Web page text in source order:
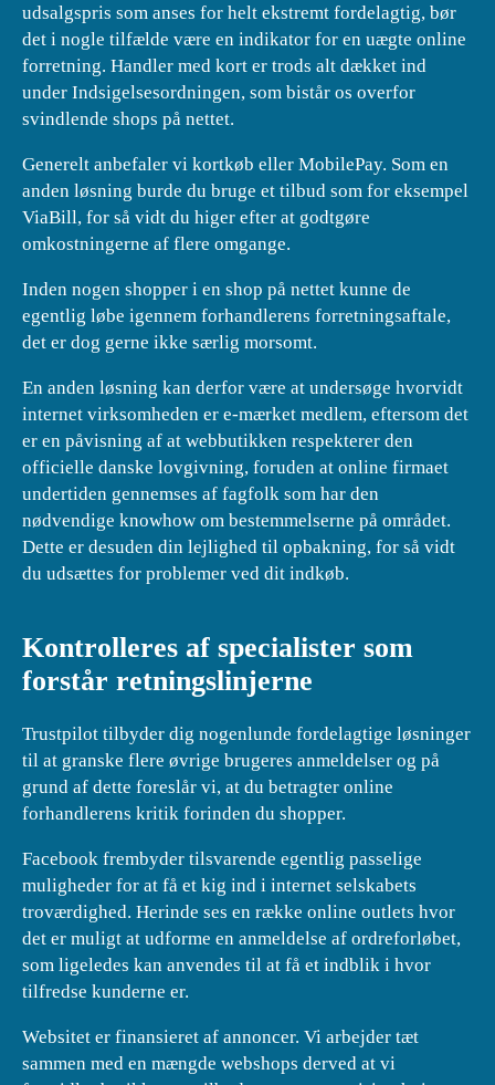
udsalgspris som anses for helt ekstremt fordelagtig, bør
det i nogle tilfælde være en indikator for en uægte online
forretning. Handler med kort er trods alt dækket ind
under Indsigelsesordningen, som bistår os overfor
svindlende shops på nettet.
Generelt anbefaler vi kortkøb eller MobilePay. Som en
anden løsning burde du bruge et tilbud som for eksempel
ViaBill, for så vidt du higer efter at godtgøre
omkostningerne af flere omgange.
Inden nogen shopper i en shop på nettet kunne de
egentlig løbe igennem forhandlerens forretningsaftale,
det er dog gerne ikke særlig morsomt.
En anden løsning kan derfor være at undersøge hvorvidt
internet virksomheden er e-mærket medlem, eftersom det
er en påvisning af at webbutikken respekterer den
officielle danske lovgivning, foruden at online firmaet
undertiden gennemses af fagfolk som har den
nødvendige knowhow om bestemmelserne på området.
Dette er desuden din lejlighed til opbakning, for så vidt
du udsættes for problemer ved dit indkøb.
Kontrolleres af specialister som
forstår retningslinjerne
Trustpilot tilbyder dig nogenlunde fordelagtige løsninger
til at granske flere øvrige brugeres anmeldelser og på
grund af dette foreslår vi, at du betragter online
forhandlerens kritik forinden du shopper.
Facebook frembyder tilsvarende egentlig passelige
muligheder for at få et kig ind i internet selskabets
troværdighed. Herinde ses en række online outlets hvor
det er muligt at udforme en anmeldelse af ordreforløbet,
som ligeledes kan anvendes til at få et indblik i hvor
tilfredse kunderne er.
Websitet er finansieret af annoncer. Vi arbejder tæt
sammen med en mængde webshops derved at vi